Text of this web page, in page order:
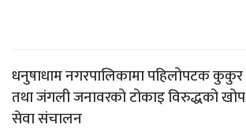
धनुषाधाम नगरपालिकामा पहिलोपटक कुकुर
तथा जंगली जनावरको टोकाइ विरुद्धको खोप
सेवा संचालन